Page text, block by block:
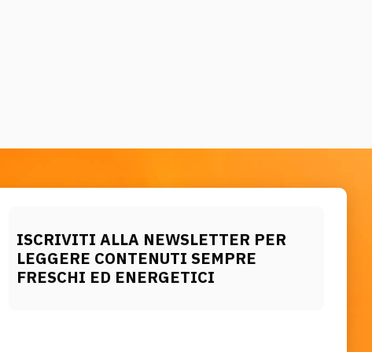
ISCRIVITI ALLA NEWSLETTER PER
LEGGERE CONTENUTI SEMPRE
FRESCHI ED ENERGETICI